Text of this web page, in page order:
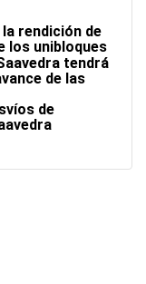
rendición de
los unibloques
tendrá
de las
de